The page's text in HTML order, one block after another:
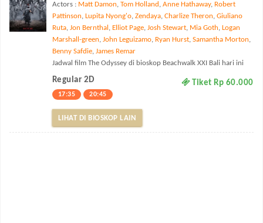
Actors : Matt Damon, Tom Holland , Anne Hathaway, Robert
Pattinson, Lupita Nyong'o, Zendaya, Charlize Theron, Giuliano
Ruta, Jon Bernthal , Elliot Page, Josh Stewart, Mia Goth, Logan
Marshall-green, John Leguizamo, Ryan Hurst, Samantha Morton,
Benny Safdie, James Remar
Jadwal film The Odyssey di bioskop Beachwalk XXI Bali hari ini
Regular 2D Tiket Rp 60.000
17:35 20:45
LIHAT DI BIOSKOP LAIN